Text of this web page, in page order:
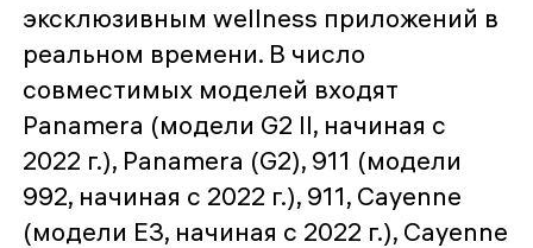
эксклюзивным wellness приложений в
реальном времени. В число
совместимых моделей входят
Panamera (модели G2 II, начиная с
2022 г.), Panamera (G2), 911 (модели
992, начиная с 2022 г.), 911, Cayenne
(модели E3, начиная с 2022 г.), Cayenne